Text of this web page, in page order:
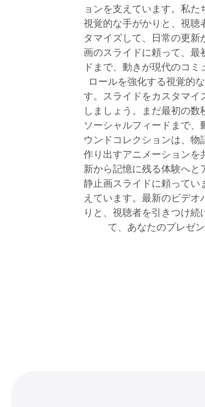
ョンを支えています。私
視覚的な手がかりと、視聴
タマイズして、日常の更
画のスライドに頼って、
ドまで、動きが現代のコ
ロールを強化する視覚的
す。スライドをカスタマイ
しましょう。まだ最初の
ソーシャルフィードまで
ウンドコレクションは、
作り出すアニメーションを
新から記憶に残る体験へ
静止画スライドに頼ってい
えています。最新のビデ
りと、視聴者を引きつけ
て、あなたのプレゼ